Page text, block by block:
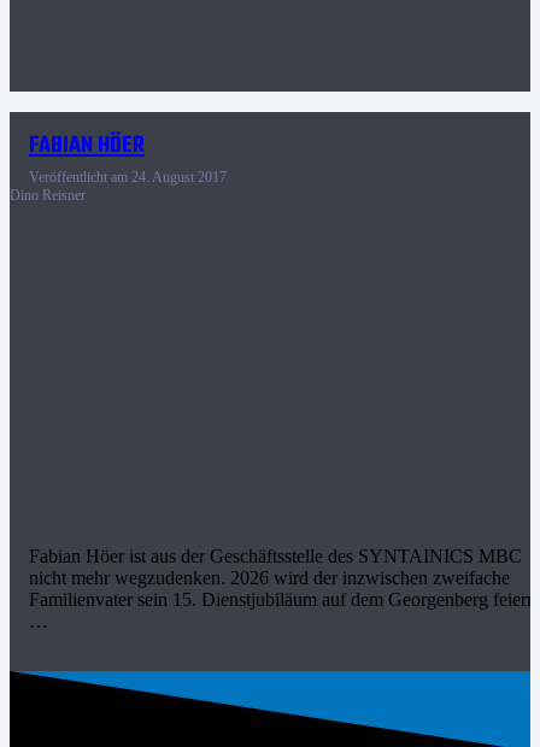
FABIAN HÖER
Veröffentlicht am 24. August 2017
Dino Reisner
Fabian Höer ist aus der Geschäftsstelle des SYNTAINICS MBC
nicht mehr wegzudenken. 2026 wird der inzwischen zweifache
Familienvater sein 15. Dienstjubiläum auf dem Georgenberg feiern.
…